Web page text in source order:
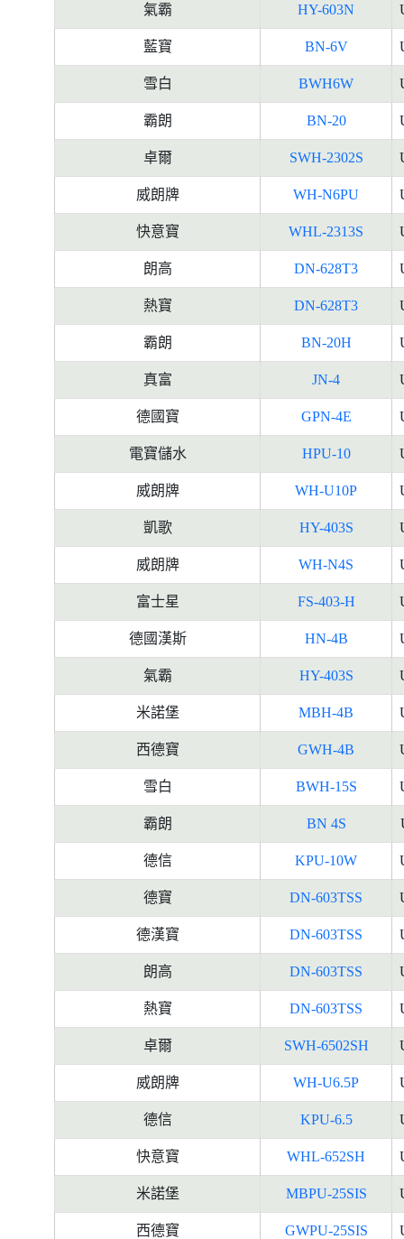
氣霸 HY-603N
藍寶 BN-6V
雪白 BWH6W
霸朗 BN-20
卓爾 SWH-2302S
威朗牌 WH-N6PU
快意寶 WHL-2313S
朗高 DN-628T3
熱寶 DN-628T3
霸朗 BN-20H
真富 JN-4
德國寶 GPN-4E
電寶儲水 HPU-10
威朗牌 WH-U10P
凱歌 HY-403S
威朗牌 WH-N4S
富士星 FS-403-H
德國漢斯 HN-4B
氣霸 HY-403S
米諾堡 MBH-4B
西德寶 GWH-4B
雪白 BWH-15S
霸朗 BN 4S
德信 KPU-10W
德寶 DN-603TSS
德漢寶 DN-603TSS
朗高 DN-603TSS
熱寶 DN-603TSS
卓爾 SWH-6502SH
威朗牌 WH-U6.5P
德信 KPU-6.5
快意寶 WHL-652SH
米諾堡 MBPU-25SIS
西德寶 GWPU-25SIS